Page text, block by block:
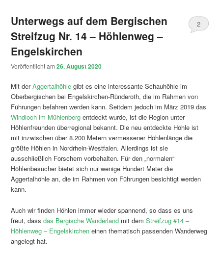
Unterwegs auf dem Bergischen
Streifzug Nr. 14 – Höhlenweg –
Engelskirchen
Veröffentlicht am26. August 2020
2
Mit derAggertalhöhle gibt es eine interessante Schauhöhle im
Oberbergischen bei Engelskirchen-Ründeroth, die im Rahmen von
Führungen befahren werden kann. Seitdem jedoch im März 2019 das
Windloch im Mühlenberg entdeckt wurde, ist die Region unter
Höhlenfreunden überregional bekannt. Die neu entdeckte Höhle ist
mit inzwischen über 8.200 Metern vermessener Höhlenlänge die
größte Höhlen in Nordrhein-Westfalen. Allerdings ist sie
ausschließlich Forschern vorbehalten. Für den „normalen“
Höhlenbesucher bietet sich nur wenige Hundert Meter die
Aggertalhöhle an, die im Rahmen von Führungen besichtigt werden
kann.
Auch wir finden Höhlen immer wieder spannend, so dass es uns
freut, dassdas Bergische Wanderland mit demStreifzug #14 –
Höhlenweg – Engelskirchen einen thematisch passenden Wanderweg
angelegt hat.